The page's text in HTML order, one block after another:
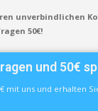
unverbindlichen
50€!
und 50€
mit uns und erhalten